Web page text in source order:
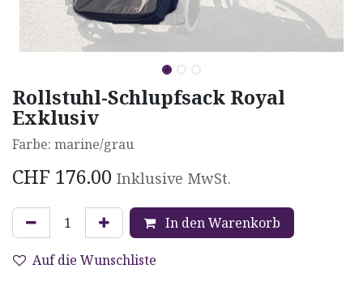
Rollstuhl-Schlupfsack Royal
Exklusiv
Farbe: marine/grau
CHF 176.00 Inklusive MwSt.
In den Warenkorb
Auf die Wunschliste